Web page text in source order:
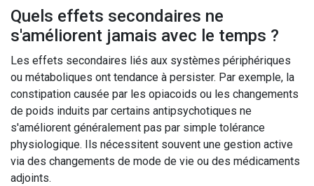
Quels effets secondaires ne
s'améliorent jamais avec le temps ?
Les effets secondaires liés aux systèmes périphériques
ou métaboliques ont tendance à persister. Par exemple, la
constipation causée par les opiacoids ou les changements
de poids induits par certains antipsychotiques ne
s'améliorent généralement pas par simple tolérance
physiologique. Ils nécessitent souvent une gestion active
via des changements de mode de vie ou des médicaments
adjoints.